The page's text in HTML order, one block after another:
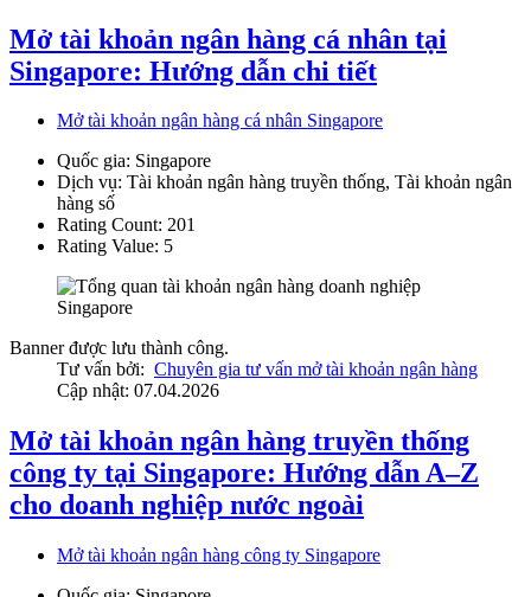
Mở tài khoản ngân hàng cá nhân tại
Singapore: Hướng dẫn chi tiết
Mở tài khoản ngân hàng cá nhân Singapore
Quốc gia: Singapore
Dịch vụ: Tài khoản ngân hàng truyền thống, Tài khoản ngân
hàng số
Rating Count: 201
Rating Value: 5
Banner được lưu thành công.
Tư vấn bởi: Chuyên gia tư vấn mở tài khoản ngân hàng
Cập nhật: 07.04.2026
Mở tài khoản ngân hàng truyền thống
công ty tại Singapore: Hướng dẫn A–Z
cho doanh nghiệp nước ngoài
Mở tài khoản ngân hàng công ty Singapore